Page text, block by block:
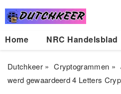
Home NRC Handelsblad
Dutchkeer» Cryptogrammen »
werd gewaardeerd 4 Letters